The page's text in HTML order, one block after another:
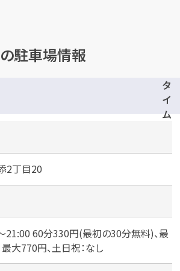
駐車場情報
タ
イ
ム
レ
ド
ー
ト
2丁目20
21:00 60分330円(最初の30分無料)、最
大770円、土日祝：なし